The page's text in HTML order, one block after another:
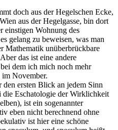
doch aus der Hegelschen Ecke,
aus der Hegelgasse, bin dort
einstigen Wohnung des
gelang zu beweisen, was man
Mathematik unüberbrückbare
das ist eine andere
dem ich mich noch mehr
im November.
ersten Blick an jedem Sinn
die Eschatologie der Wirklichkeit
ist ein sogenannter
eben nicht berechnend ohne
ist hier eine schöne